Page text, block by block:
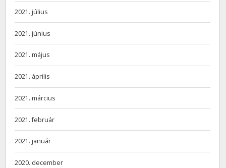
2021. július
2021. június
2021. május
2021. április
2021. március
2021. február
2021. január
2020. december